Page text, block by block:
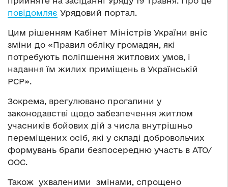
повідомляє Урядовий портал.
Цим рішенням Кабінет Міністрів України вніс
зміни до «Правил обліку громадян, які
потребують поліпшення житлових умов, і
надання їм жилих приміщень в Українській
РСР».
Зокрема, врегулювано прогалини у
законодавстві щодо забезпечення житлом
учасників бойових дій з числа внутрішньо
переміщених осіб, які у складі добровольчих
формувань брали безпосередню участь в АТО/
ООС.
Також ухваленими змінами, спрощено